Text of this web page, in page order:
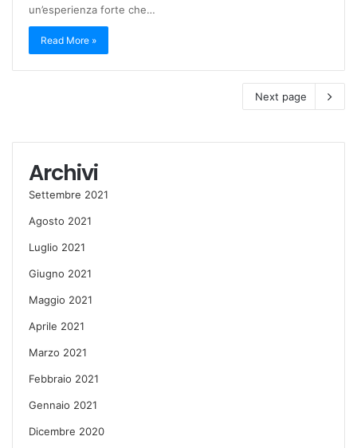
un’esperienza forte che…
Read More »
Next page
Archivi
Settembre 2021
Agosto 2021
Luglio 2021
Giugno 2021
Maggio 2021
Aprile 2021
Marzo 2021
Febbraio 2021
Gennaio 2021
Dicembre 2020